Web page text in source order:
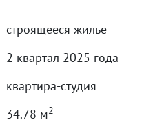
строящееся жилье
2 квартал 2025 года
квартира-студия
34.78 м2